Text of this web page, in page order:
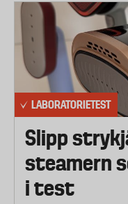
LABORATORIETEST
Slipp
steamern
i test